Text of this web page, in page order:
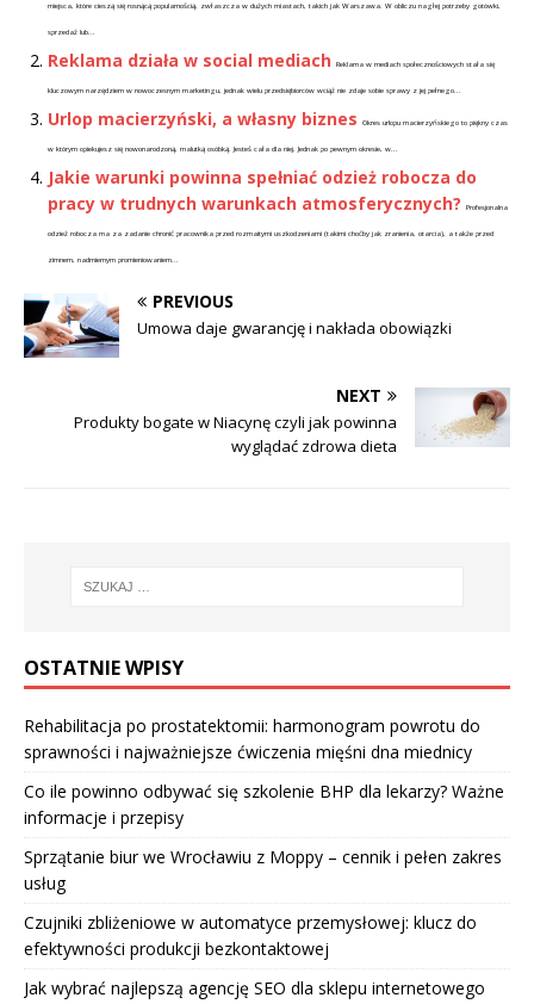
miejsca, które cieszą się rosnącą popularnością, zwłaszcza w dużych miastach, takich jak Warszawa. W obliczu nagłej potrzeby gotówki,
sprzedaż lub...
Reklama działa w social mediach Reklama w mediach społecznościowych stała się
kluczowym narzędziem w nowoczesnym marketingu, jednak wielu przedsiębiorców wciąż nie zdaje sobie sprawy z jej pełnego...
Urlop macierzyński, a własny biznes Okres urlopu macierzyńskiego to piękny czas
w którym opiekujesz się nowonarodzoną, malutką osóbką. Jesteś cała dla niej. Jednak po pewnym okresie, w...
Jakie warunki powinna spełniać odzież robocza do
pracy w trudnych warunkach atmosferycznych?
Profesjonalna
odzież robocza ma za zadanie chronić pracownika przed rozmaitymi uszkodzeniami (takimi choćby jak zranienia, otarcia), a także przed
zimnem, nadmiernym promieniowaniem...
PREVIOUS
Umowa daje gwarancję i nakłada obowiązki
NEXT
Produkty bogate w Niacynę czyli jak powinna
wyglądać zdrowa dieta
OSTATNIE WPISY
Rehabilitacja po prostatektomii: harmonogram powrotu do
sprawności i najważniejsze ćwiczenia mięśni dna miednicy
Co ile powinno odbywać się szkolenie BHP dla lekarzy? Ważne
informacje i przepisy
Sprzątanie biur we Wrocławiu z Moppy – cennik i pełen zakres
usług
Czujniki zbliżeniowe w automatyce przemysłowej: klucz do
efektywności produkcji bezkontaktowej
Jak wybrać najlepszą agencję SEO dla sklepu internetowego